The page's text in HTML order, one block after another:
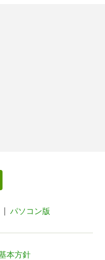
パソコン版
本方針